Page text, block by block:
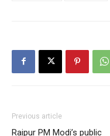
Previous article
Raipur PM Modi’s public